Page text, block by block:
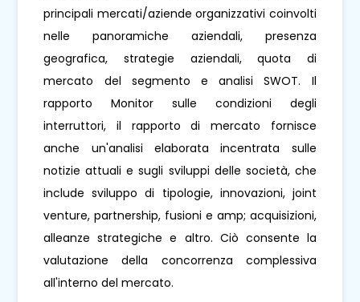
principali mercati/aziende organizzativi coinvolti
nelle panoramiche aziendali, presenza
geografica, strategie aziendali, quota di
mercato del segmento e analisi SWOT. Il
rapporto Monitor sulle condizioni degli
interruttori, il rapporto di mercato fornisce
anche un'analisi elaborata incentrata sulle
notizie attuali e sugli sviluppi delle società, che
include sviluppo di tipologie, innovazioni, joint
venture, partnership, fusioni e amp; acquisizioni,
alleanze strategiche e altro. Ciò consente la
valutazione della concorrenza complessiva
all'interno del mercato.